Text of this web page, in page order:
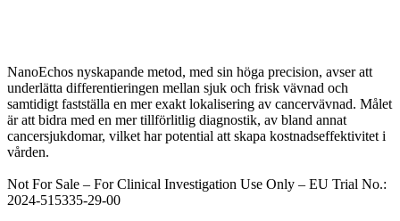
NanoEchos nyskapande metod, med sin höga precision, avser att
underlätta differentieringen mellan sjuk och frisk vävnad och
samtidigt fastställa en mer exakt lokalisering av cancervävnad. Målet
är att bidra med en mer tillförlitlig diagnostik, av bland annat
cancersjukdomar, vilket har potential att skapa kostnadseffektivitet i
vården.
Not For Sale – For Clinical Investigation Use Only – EU Trial No.:
2024-515335-29-00